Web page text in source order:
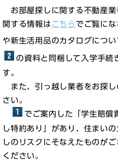
お部屋探しに関する不動産業
関する情報は こちら でご覧に
や新生活用品のカタログにつ
の資料と同梱して入学手続
す。
また、引っ越し業者をお探し
さい。
でご案内した「学生賠償
し特約あり」があり、住まい
しのリスクにそなえたものが
ください。